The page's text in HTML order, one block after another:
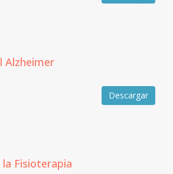
Alzheimer
Descargar
Fisioterapia